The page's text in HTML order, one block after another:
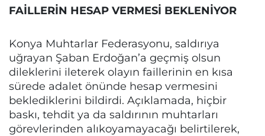
FAİLLERİN HESAP VERMESİ BEKLENİYOR
Konya Muhtarlar Federasyonu, saldırıya
uğrayan Şaban Erdoğan’a geçmiş olsun
dileklerini ileterek olayın faillerinin en kısa
sürede adalet önünde hesap vermesini
beklediklerini bildirdi. Açıklamada, hiçbir
baskı, tehdit ya da saldırının muhtarları
görevlerinden alıkoyamayacağı belirtilerek,